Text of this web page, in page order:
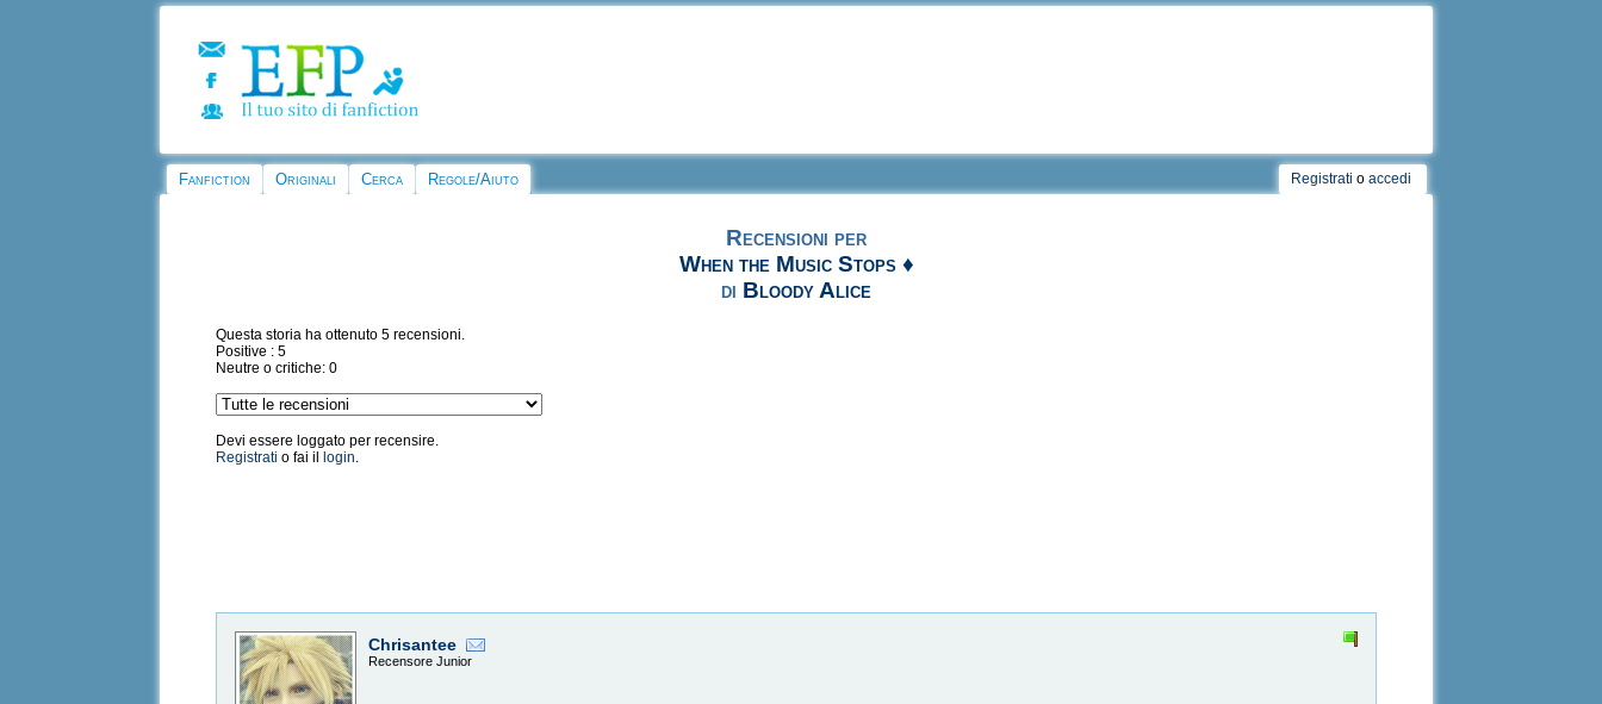
Fanfiction Originali Cerca Regole/Aiuto Registrati o accedi
Recensioni per
When the Music Stops ♦
di Bloody Alice
Questa storia ha ottenuto 5 recensioni.
Positive : 5
Neutre o critiche: 0
Devi essere loggato per recensire.
Registrati o fai il login.
Chrisantee
Recensore Junior